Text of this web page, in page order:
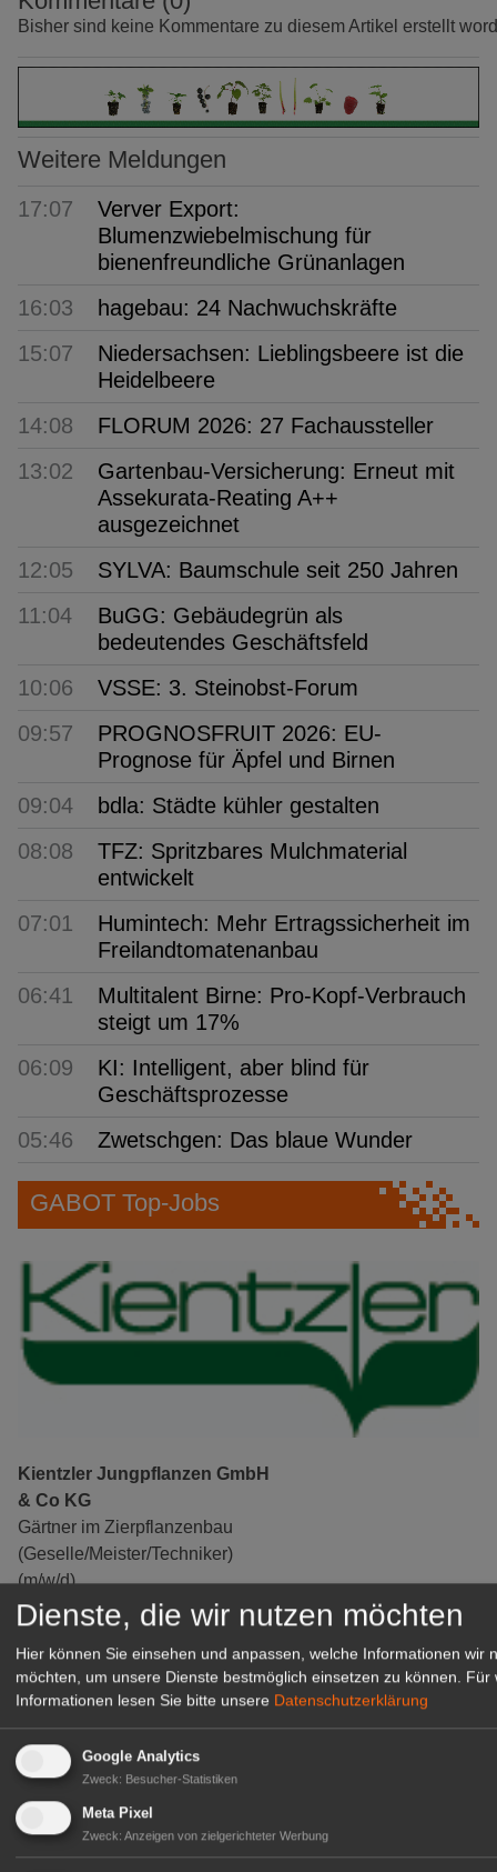
Bisher sind keine Kommentare zu diesem Artikel erstellt
Weitere Meldungen
17:07
Verver Export:
Blumenzwiebelmischung für
bienenfreundliche Grünanlagen
16:03
hagebau: 24 Nachwuchskräfte
15:07
Niedersachsen: Lieblingsbeere ist die
Heidelbeere
14:08
FLORUM 2026: 27 Fachaussteller
13:02
Gartenbau-Versicherung: Erneut mit
Assekurata-Reating A++
ausgezeichnet
12:05
SYLVA: Baumschule seit 250 Jahren
11:04
BuGG: Gebäudegrün als
bedeutendes Geschäftsfeld
10:06
VSSE: 3. Steinobst-Forum
09:57
PROGNOSFRUIT 2026: EU-
Prognose für Äpfel und Birnen
09:04
bdla: Städte kühler gestalten
08:08
TFZ: Spritzbares Mulchmaterial
entwickelt
07:01
Humintech: Mehr Ertragssicherheit im
Freilandtomatenanbau
06:41
Multitalent Birne: Pro-Kopf-Verbrauch
steigt um 17%
06:09
KI: Intelligent, aber blind für
Geschäftsprozesse
05:46
Zwetschgen: Das blaue Wunder
GABOT Top-Jobs
Kientzler Jungpflanzen GmbH
& Co KG
Gärtner im Zierpflanzenbau
(Geselle/Meister/Techniker)
(m/w/d)
Gensingen
Dienste, die wir nutzen möchten
Hier können Sie einsehen und anpassen, welche Informationen wir
möchten, um unsere Dienste bestmöglich einsetzen zu können.
Für
Informationen lesen Sie bitte unsere Datenschutzerklärung
Google Analytics
Zweck: Besucher-Statistiken
Meta Pixel
Zweck: Anzeigen von zielgerichteter Werbung